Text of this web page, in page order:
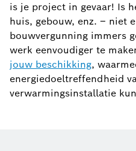
is je project in gevaar! Is
huis, gebouw, enz. – niet
bouwvergunning immers
werk eenvoudiger te
jouw beschikking,
energiedoeltreffendheid
verwarmingsinstallatie